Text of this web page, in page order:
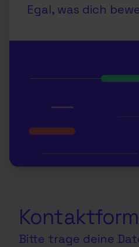
Egal, was dich
Bitte trage deine